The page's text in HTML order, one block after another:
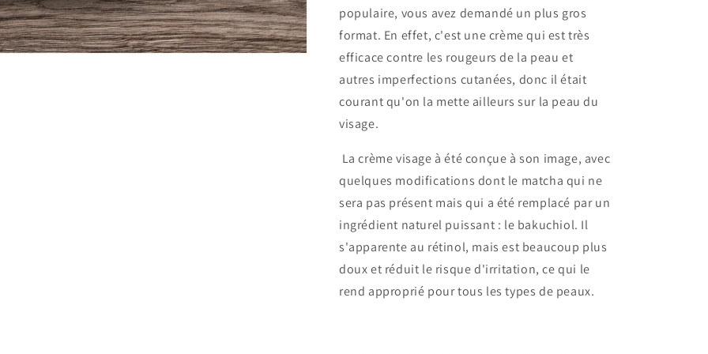
populaire, vous avez demandé un plus gros
format. En effet, c'est une crème qui est très
efficace contre les rougeurs de la peau et
autres imperfections cutanées, donc il était
courant qu'on la mette ailleurs sur la peau du
visage.
La crème visage à été conçue à son image, avec
quelques modifications dont le matcha qui ne
sera pas présent mais qui a été remplacé par un
ingrédient naturel puissant : le bakuchiol. Il
s'apparente au rétinol, mais est beaucoup plus
doux et réduit le risque d'irritation, ce qui le
rend approprié pour tous les types de peaux.